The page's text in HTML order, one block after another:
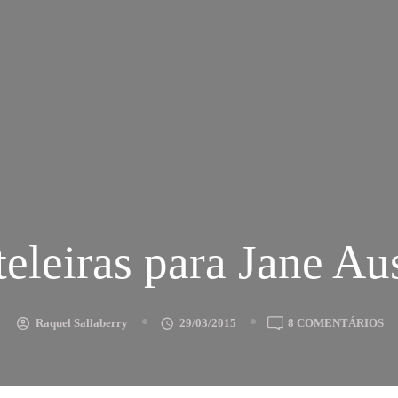
para Jane
Raquel Sallaberry 29/03/2015 8 COMENTÁRIOSEM